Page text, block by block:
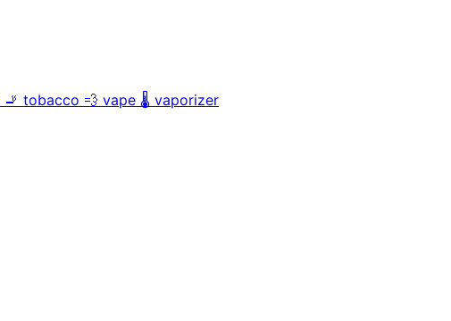
🚬 tobacco 💨 vape 🌡️ vaporizer